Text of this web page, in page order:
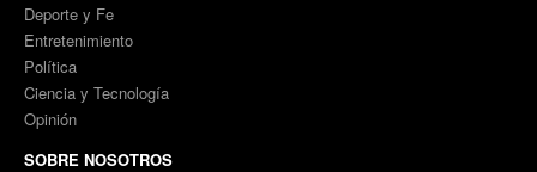
Deporte y Fe
Entretenimiento
Política
Ciencia y Tecnología
Opinión
SOBRE NOSOTROS